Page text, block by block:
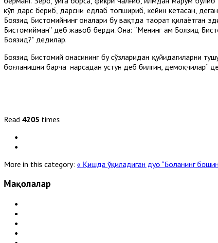
кўп дарс бериб, дарсни ёдлаб топшириб, кейин кетасан,
Боязид Бистомийнинг оналари бу вақтда таҳорат қилаётган
Бистомийман” деб жавоб берди. Она: “Менинг ҳам Боязид
Боязид?” дедилар.
Боязид Бистомий онасининг бу сўзларидан қуйидагиларни
боғланишни барча нарсадан устун деб билгин, демоқчилар“
Read 4205 times
More in this category: « Қишда ўқиладиган дуо “Боланинг
Мақолалар